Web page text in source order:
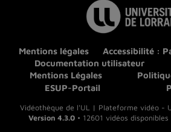
Mentions légales
Accessibilité :
Documentation utilisateur
Mentions Légales
ESUP-Portail
Vidéothèque de l'UL | Plateforme vidéo -
Version 4.3.0 • 12601 vidéos